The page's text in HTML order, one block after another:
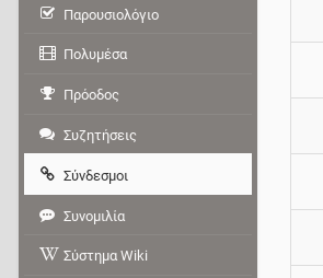
Παρουσιολόγιο
Πολυμέσα
Πρόοδος
Συζητήσεις
Σύνδεσμοι
Συνομιλία
Σύστημα Wiki